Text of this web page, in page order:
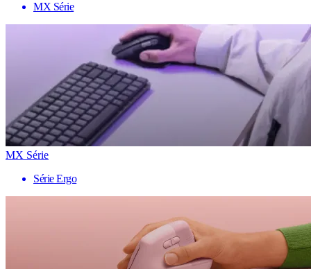
MX Série
MX Série
Série Ergo